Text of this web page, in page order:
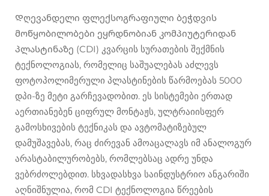
Დღევანდელი ფლექსოგრაფიული ბეჭდვის
მოწყობილობები ეყრდნობიან კომპიუტერიდან
პლასტინაზე (CDI) კვარცის სურათების შექმნის
ტექნოლოგიას, რომელიც საშუალებას აძლევს
ფოტოპოლიმერული პლასტინების წარმოებას 5000
დპი-ზე მეტი გარჩევადობით. ეს სისტემები ერთად
აერთიანებენ ციფრულ მონტაჟს, ულტრაიისფერ
გამოსხივების ტექნიკას და ავტომატიზებულ
დამუშავებას, რაც ძირევან ამოაცალავს იმ ანალოგურ
არასტაბილურობებს, რომლებსაც ადრე უნდა
ვებრძოლებდით. სხვადასხვა საინდუსტრიო ანგარიში
აღნიშნულია, რომ CDI ტექნოლოგია წრეების